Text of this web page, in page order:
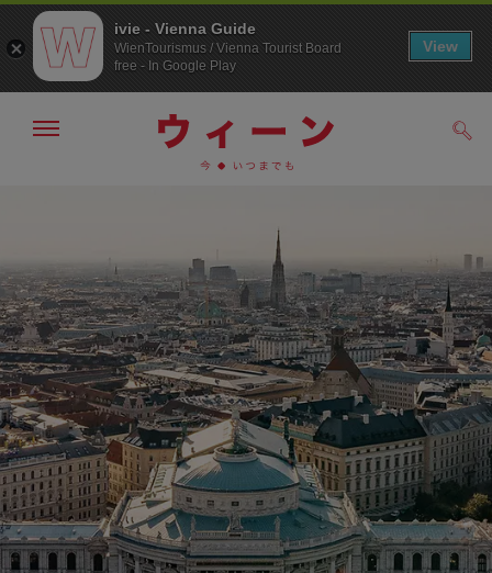
へ
ジ
の
ト
ッ
プ
へ
メ
非
表
示
ivie - Vienna Guide
WienTourismus / Vienna Tourist Board
free - In Google Play
View